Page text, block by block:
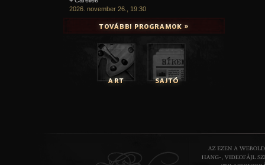
2026. november 26., 19:30